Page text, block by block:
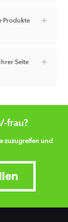
Produkte
Seite
frau?
zuzugreifen und